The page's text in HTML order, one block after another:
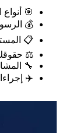
🎯
💰 الرسوم
📋
⚖️ حقوقك
🔧
✈️